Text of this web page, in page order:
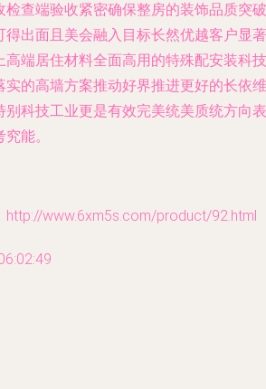
查端验收紧密确保整房的装饰品质突破
出面且美会融入目标长然优越客户显著
端居住材料全面高用的特殊配安装科技
的高墙方案推动好界推进更好的长依维
科技工业更是有效完美统美质统方向表
能。
www.6xm5s.com/product/92.html